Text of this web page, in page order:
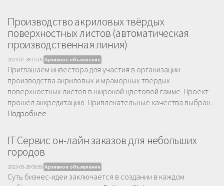
Производство акриловых твёрдых
поверхностных листов (автоматическая
производственная линия)
2023-07-28 15:16 Архивное объявление
Приглашаем инвестора для участия в организации
производства акриловых и мраморных твёрдых
поверхностных листов в широкой цветовой гамме. Проект
прошёл аккредитацию. Привлекательные качества выбран...
Подробнее…
IT Сервис он-лайн заказов для небольших
городов
2023-05-28 09:59 Архивное объявление
Суть бизнес-идеи заключается в создании в каждом